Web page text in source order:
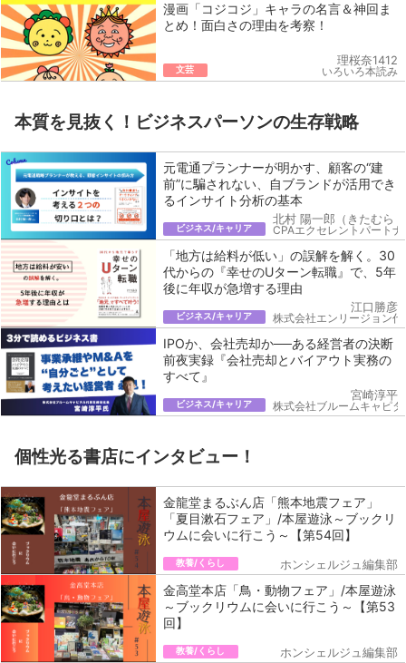
漫画「コジコジ」キャラの名言＆神回ま
とめ！面白さの理由を考察！
文芸
理桜奈1412
いろいろ本読み
本質を見抜く！ビジネスパーソンの生存戦略
元電通プランナーが明かす、顧客の“建
前”に騙されない、自ブランドが活用でき
るインサイト分析の基本
ビジネス/キャリア
北村 陽一郎（きたむら
CPAエクセレントパート
「地方は給料が低い」の誤解を解く。30
代からの『幸せのUターン転職』で、5年
後に年収が急増する理由
ビジネス/キャリア
江口勝彦
株式会社エンリージョン代
IPOか、会社売却か──ある経営者の決断
前夜実録『会社売却とバイアウト実務の
すべて』
ビジネス/キャリア
宮崎淳平
株式会社ブルームキャピ
個性光る書店にインタビュー！
金龍堂まるぶん店「熊本地震フェア」
「夏目漱石フェア」/本屋遊泳～ブックリ
ウムに会いに行こう～【第54回】
教養/くらし ホンシェルジュ編集部
金高堂本店「鳥・動物フェア」/本屋遊泳
～ブックリウムに会いに行こう～【第53
回】
教養/くらし ホンシェルジュ編集部